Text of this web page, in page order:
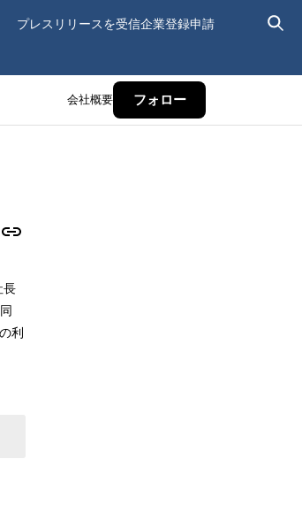
プレスリリースを受信企業登録申請
会社概要 フォロー
長
利